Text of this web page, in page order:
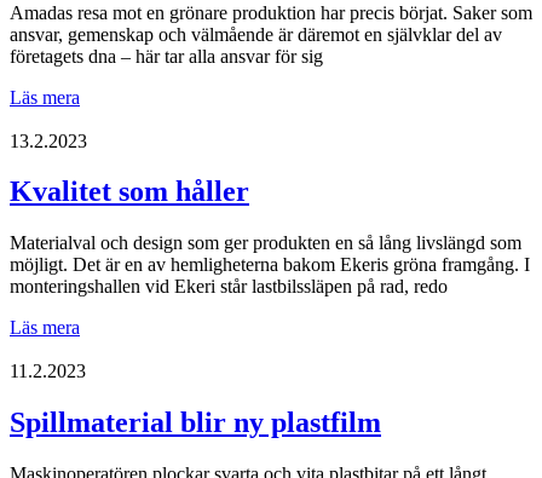
Amadas resa mot en grönare produktion har precis börjat. Saker som
ansvar, gemenskap och välmående är däremot en självklar del av
företagets dna – här tar alla ansvar för sig
Läs mera
ansvar
hela
kedjan
13.2.2023
Kvalitet som håller
Materialval och design som ger produkten en så lång livslängd som
möjligt. Det är en av hemligheterna bakom Ekeris gröna framgång. I
monteringshallen vid Ekeri står lastbilssläpen på rad, redo
Läs mera
håller
11.2.2023
Spillmaterial blir ny plastfilm